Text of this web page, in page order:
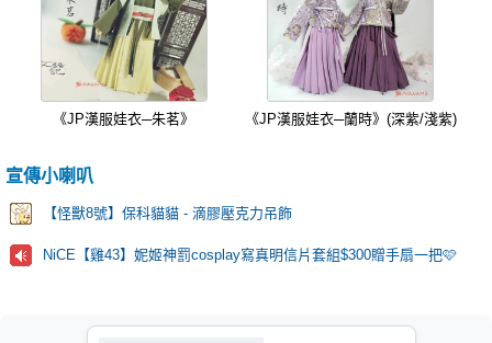
《JP漢服娃衣─朱茗》 《JP漢服娃衣─蘭時》(深紫/淺紫)
宣傳小喇叭
【怪獸8號】保科貓貓 - 滴膠壓克力吊飾
NiCE【雞43】妮姬神罰cosplay寫真明信片套組$300贈手扇一把🩷